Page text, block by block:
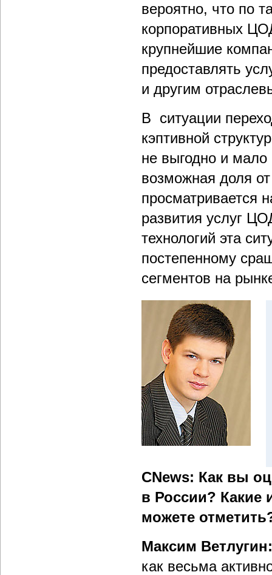
вероятно, что по
корпоративных
крупнейшие
предоставлять
и другим
В ситуации
кэптивной
не выгодно и мало
возможная доля
просматривается
развития услуг
технологий эта
постепенному
сегментов на
CNews: Как вы
в России? Какие
можете
Максим Ветлугин:
как весьма